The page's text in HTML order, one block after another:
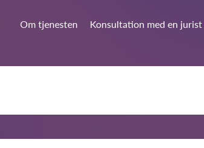
Om tjenesten Konsultation med en